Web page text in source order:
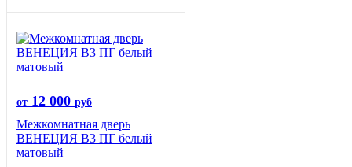
от 12 000 руб
Межкомнатная дверь
ВЕНЕЦИЯ B3 ПГ белый
матовый